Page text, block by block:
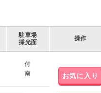
駐車場
採光面
操作
付
南
お気に入り